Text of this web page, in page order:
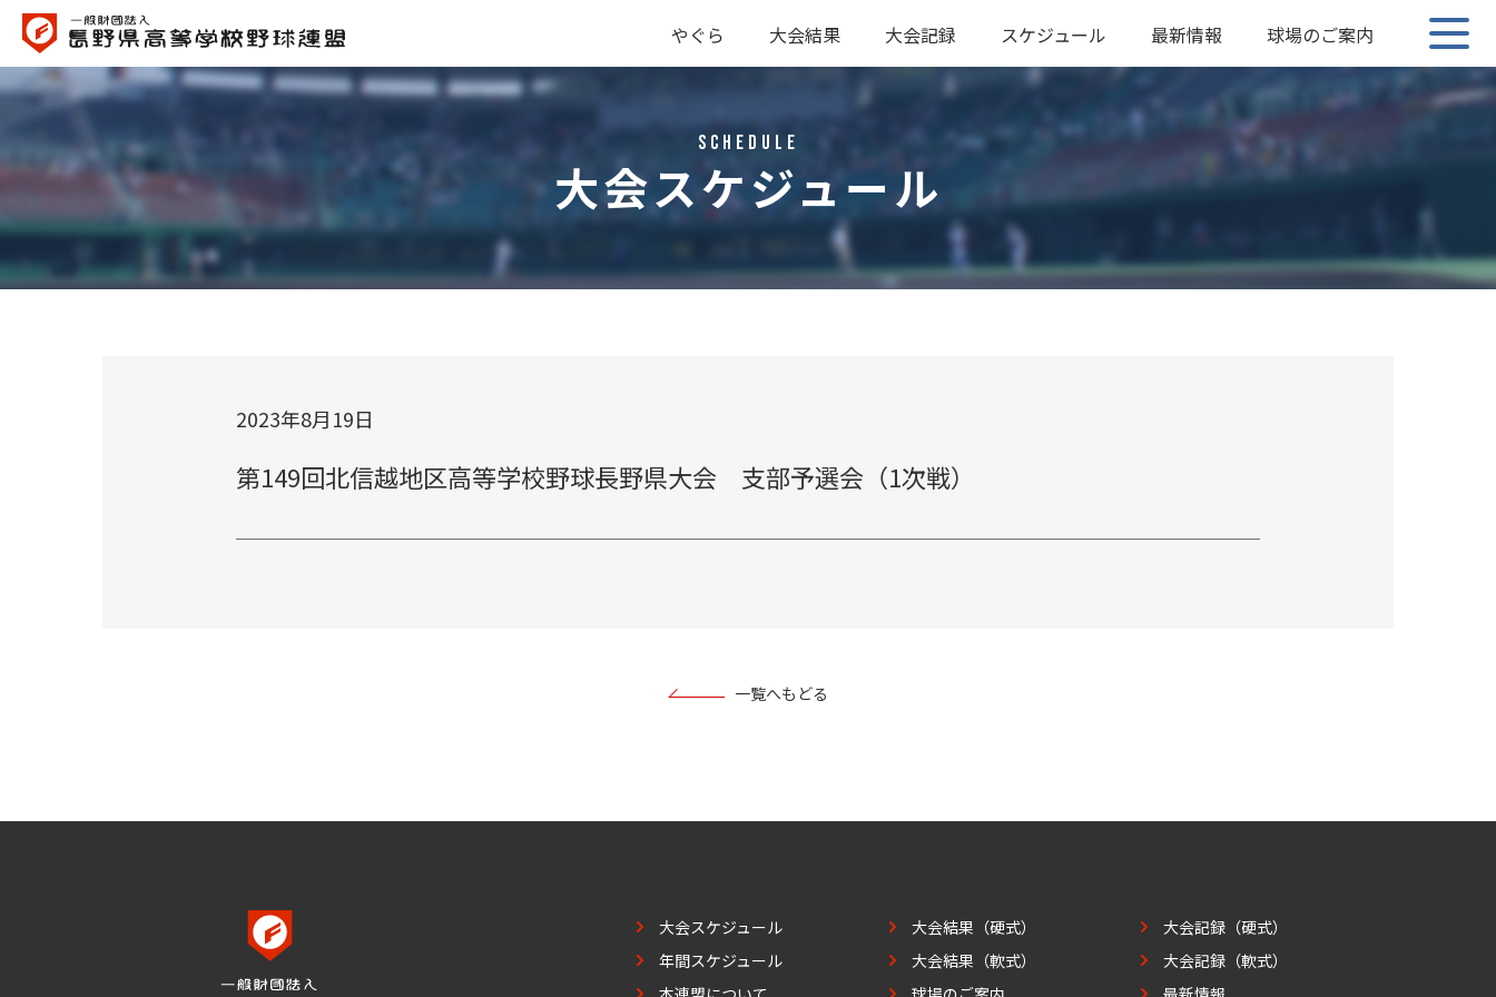
やぐら
大会結果
硬式
軟式
大会記録
硬式
軟式
スケジュール 最新情報 球場のご案内
Schedule
大会スケジュール
2023年8月19日
第149回北信越地区高等学校野球長野県大会 支部予選会（1次戦）
一覧へもどる
大会スケジュール
年間スケジュール
大会結果（硬式）
大会結果（軟式）
大会記録（硬式）
大会記録（軟式）